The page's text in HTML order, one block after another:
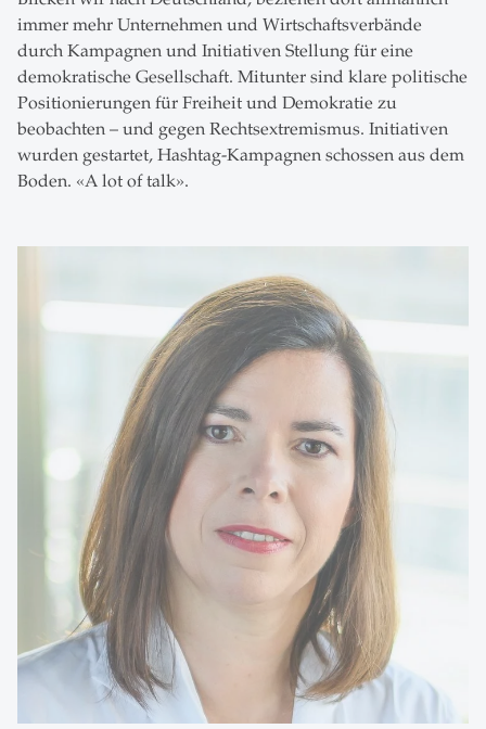
immer mehr Unternehmen und Wirtschaftsverbände
durch Kampagnen und Initiativen Stellung für eine
demokratische Gesellschaft. Mitunter sind klare politische
Positionierungen für Freiheit und Demokratie zu
beobachten – und gegen Rechtsextremismus. Initiativen
wurden gestartet, Hashtag-Kampagnen schossen aus dem
Boden. «A lot of talk».